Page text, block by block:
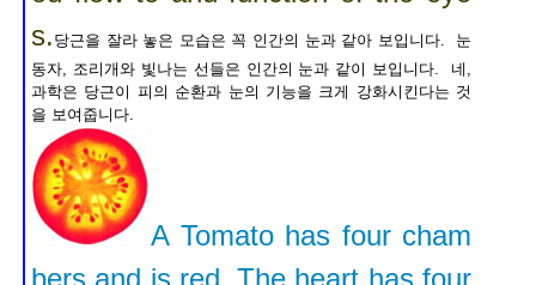
s. 당근을 잘라 놓은 모습은 꼭 인간의 눈과 같아 보입니다. 눈
동자, 조리개와 빛나는 선들은 인간의 눈과 같이 보입니다. 네,
과학은 당근이 피의 순환과 눈의 기능을 크게 강화시킨다는 것
을 보여줍니다.
A Tomato has four cham